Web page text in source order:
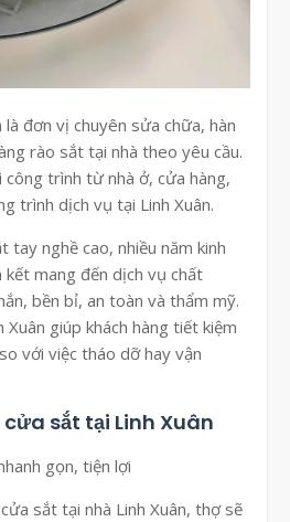
là đơn vị chuyên sửa chữa, hàn
rào sắt tại nhà theo yêu cầu.
trình từ nhà ở, cửa hàng,
trình dịch vụ tại Linh Xuân.
tay nghề cao, nhiều năm kinh
kết mang đến dịch vụ chất
bền bỉ, an toàn và thẩm mỹ.
giúp khách hàng tiết kiệm
với việc tháo dỡ hay vận
sắt tại Linh Xuân
gọn, tiện lợi
sắt tại nhà Linh Xuân, thợ sẽ